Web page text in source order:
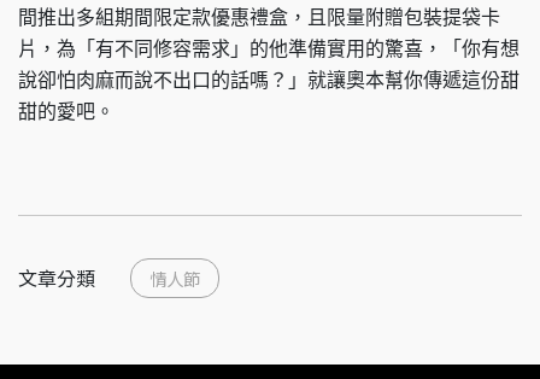
間推出多組期間限定款優惠禮盒，且限量附贈包裝提袋卡
片，為「有不同修容需求」的他準備實用的驚喜，「你有想
說卻怕肉麻而說不出口的話嗎？」就讓奧本幫你傳遞這份甜
甜的愛吧。
文章分類 情人節